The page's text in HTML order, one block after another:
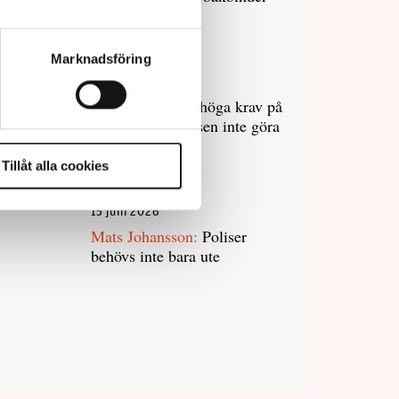
Marknadsföring
Tillåt alla cookies
7 juli 2026
Debatt:
Med för höga krav på
evidens kan polisen inte göra
något alls
15 juni 2026
Mats Johansson: Poliser
behövs inte bara ute